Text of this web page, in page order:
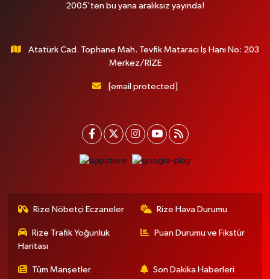
2005'ten bu yana aralıksız yayında!
Atatürk Cad. Tophane Mah. Tevfik Mataracı İş Hanı No: 203
Merkez/RİZE
[email protected]
Rize Nöbetçi Eczaneler Rize Hava Durumu
Rize Trafik Yoğunluk
Haritası
Puan Durumu ve Fikstür
Tüm Manşetler Son Dakika Haberleri